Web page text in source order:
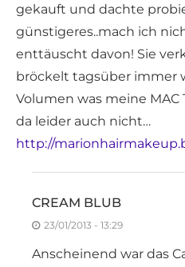
gekauft und dachte
günstigeres..mach ich
enttäuscht davon! Sie
bröckelt tagsüber immer
Volumen was meine
da leider auch nicht…
http://
CREAM BLUB
23/01/2013 - 13:29
Anscheinend war das